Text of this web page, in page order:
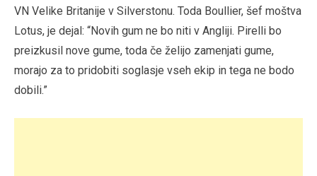
VN Velike Britanije v Silverstonu. Toda Boullier, šef moštva
Lotus, je dejal: “Novih gum ne bo niti v Angliji. Pirelli bo
preizkusil nove gume, toda če želijo zamenjati gume,
morajo za to pridobiti soglasje vseh ekip in tega ne bodo
dobili.”